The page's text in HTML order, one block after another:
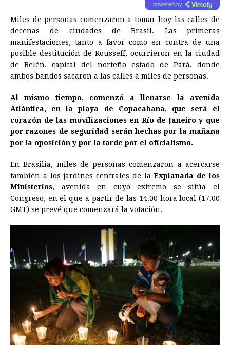
powered by
Miles de personas comenzaron a tomar hoy las calles de
decenas de ciudades de Brasil. Las primeras
manifestaciones, tanto a favor como en contra de una
posible destitución de Rousseff, ocurrieron en la ciudad
de Belén, capital del norteño estado de Pará, donde
ambos bandos sacaron a las calles a miles de personas.
Al mismo tiempo, comenzó a llenarse la avenida
Atlántica, en la playa de Copacabana, que será el
corazón de las movilizaciones en Río de Janeiro y que
por razones de seguridad serán hechas por la mañana
por la oposición y por la tarde por el oficialismo.
En Brasilia, miles de personas comenzaron a acercarse
también a los jardines centrales de laExplanada de los
Ministerios, avenida en cuyo extremo se sitúa el
Congreso, en el que a partir de las 14.00 hora local (17.00
GMT) se prevé que comenzará la votación.